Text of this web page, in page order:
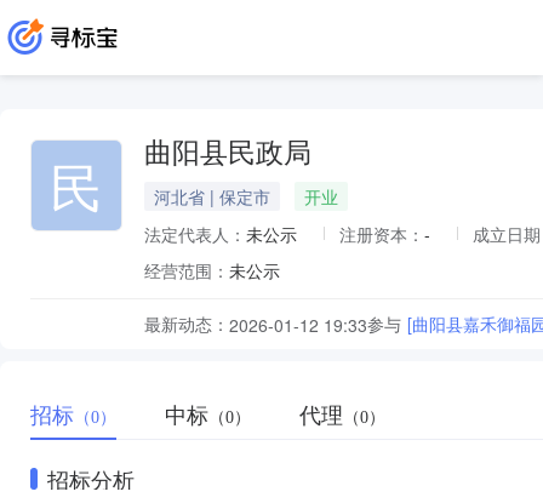
民 曲阳县民政局
河北省 | 保定市
开业
法定代表人： 未公示 注册资本： -
成立日
经营范围： 未公示
最新动态： 2026-01-12 19:33参与 [曲阳县嘉禾御福
招标 （0） 中标 （0） 代理 （0）
招标分析